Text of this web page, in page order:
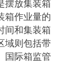
箱作业量的
间和集装箱
域则包括带
国际箱监管